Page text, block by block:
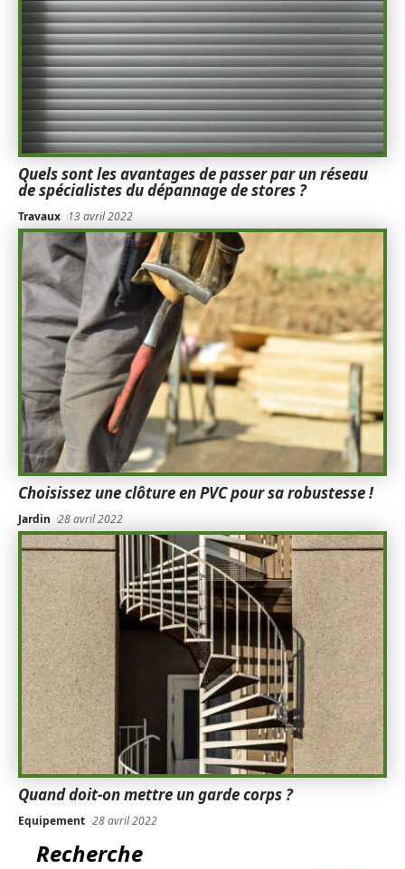
Quels sont les avantages de passer par un réseau
de spécialistes du dépannage de stores ?
Travaux 13 avril 2022
Choisissez une clôture en PVC pour sa robustesse !
Jardin 28 avril 2022
Quand doit-on mettre un garde corps ?
Equipement 28 avril 2022
Recherche